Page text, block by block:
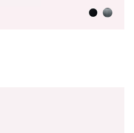
Antracita
Acero